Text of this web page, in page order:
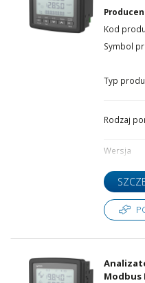
Wyjście analogowe
Kod
Symbol
Typ
Rodzaj
Wersja
Modbus